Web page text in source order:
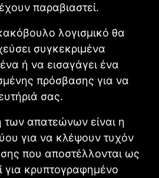
παραβιαστεί.
λογισμικό θα
συγκεκριμένα
ή να εισαγάγει ένα
πρόσβασης για να
σας.
των απατεώνων είναι η
για να κλέψουν τυχόν
που αποστέλλονται ως
για κρυπτογραφημένο